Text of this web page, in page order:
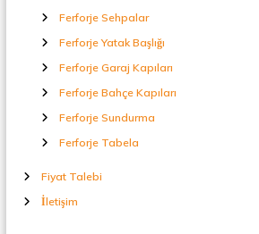
Ferforje Sehpalar
Ferforje Yatak Başlığı
Ferforje Garaj Kapıları
Ferforje Bahçe Kapıları
Ferforje Sundurma
Ferforje Tabela
Fiyat Talebi
İletişim